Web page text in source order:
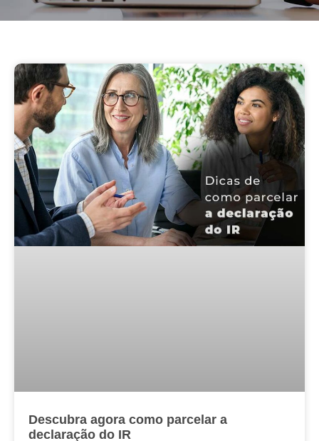
Descubra agora como parcelar a
declaração do IR